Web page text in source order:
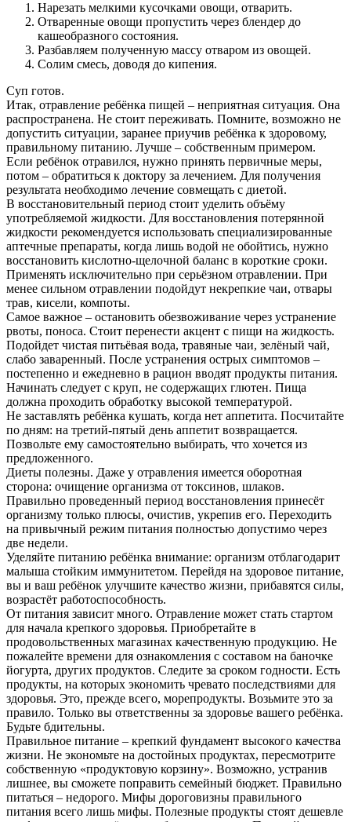
Нарезать мелкими кусочками овощи, отварить.
Отваренные овощи пропустить через блендер до
кашеобразного состояния.
Разбавляем полученную массу отваром из овощей.
Солим смесь, доводя до кипения.
Суп готов.
Итак, отравление ребёнка пищей – неприятная ситуация. Она
распространена. Не стоит переживать. Помните, возможно не
допустить ситуации, заранее приучив ребёнка к здоровому,
правильному питанию. Лучше – собственным примером.
Если ребёнок отравился, нужно принять первичные меры,
потом – обратиться к доктору за лечением. Для получения
результата необходимо лечение совмещать с диетой.
В восстановительный период стоит уделить объёму
употребляемой жидкости. Для восстановления потерянной
жидкости рекомендуется использовать специализированные
аптечные препараты, когда лишь водой не обойтись, нужно
восстановить кислотно-щелочной баланс в короткие сроки.
Применять исключительно при серьёзном отравлении. При
менее сильном отравлении подойдут некрепкие чаи, отвары
трав, кисели, компоты.
Самое важное – остановить обезвоживание через устранение
рвоты, поноса. Стоит перенести акцент с пищи на жидкость.
Подойдет чистая питьёвая вода, травяные чаи, зелёный чай,
слабо заваренный. После устранения острых симптомов –
постепенно и ежедневно в рацион вводят продукты питания.
Начинать следует с круп, не содержащих глютен. Пища
должна проходить обработку высокой температурой.
Не заставлять ребёнка кушать, когда нет аппетита. Посчитайте
по дням: на третий-пятый день аппетит возвращается.
Позвольте ему самостоятельно выбирать, что хочется из
предложенного.
Диеты полезны. Даже у отравления имеется оборотная
сторона: очищение организма от токсинов, шлаков.
Правильно проведенный период восстановления принесёт
организму только плюсы, очистив, укрепив его. Переходить
на привычный режим питания полностью допустимо через
две недели.
Уделяйте питанию ребёнка внимание: организм отблагодарит
малыша стойким иммунитетом. Перейдя на здоровое питание,
вы и ваш ребёнок улучшите качество жизни, прибавятся силы,
возрастёт работоспособность.
От питания зависит много. Отравление может стать стартом
для начала крепкого здоровья. Приобретайте в
продовольственных магазинах качественную продукцию. Не
пожалейте времени для ознакомления с составом на баночке
йогурта, других продуктов. Следите за сроком годности. Есть
продукты, на которых экономить чревато последствиями для
здоровья. Это, прежде всего, морепродукты. Возьмите это за
правило. Только вы ответственны за здоровье вашего ребёнка.
Будьте бдительны.
Правильное питание – крепкий фундамент высокого качества
жизни. Не экономьте на достойных продуктах, пересмотрите
собственную «продуктовую корзину». Возможно, устранив
лишнее, вы сможете поправить семейный бюджет. Правильно
питаться – недорого. Мифы дороговизны правильного
питания всего лишь мифы. Полезные продукты стоят дешевле